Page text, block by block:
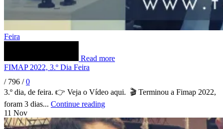
Feira
Read more
FIMAP 2022, 3.º Dia Feira
/ 796 / 0
3.º dia, de feira. 👉 Veja o Vídeo aqui. 🎬 Terminou a Fimap 2022,
foram 3 dias... Continue reading
11 Nov